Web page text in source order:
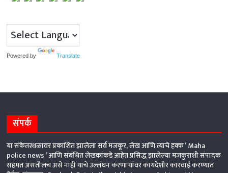
Powered by Translate
संपर्क
या संकेतस्थळावर प्रकाशित झालेला सर्व मजकूर, लेख आणि त्याचे हक्क ‘ Maha
police news ’ आणि संबंधित लेखकांकडे आहेत.प्रसिद्ध झालेल्या मजकुराशी संपादक
सहमत असतीलच असे नाही याचे उल्लंघन करणाऱ्यांवर कायदेशीर कारवाई करण्यात